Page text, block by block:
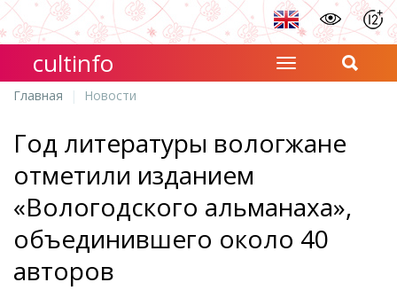
cultinfo
Главная Новости
Год литературы вологжане
отметили изданием
«Вологодского альманаха»,
объединившего около 40
авторов